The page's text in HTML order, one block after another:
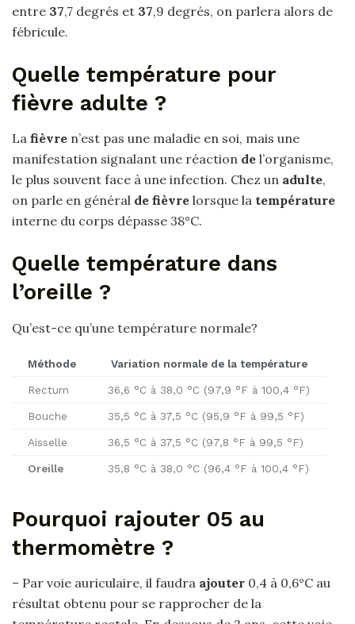
entre 37,7 degrés et 37,9 degrés, on parlera alors de
fébricule.
Quelle température pour
fièvre adulte ?
La fièvre n’est pas une maladie en soi, mais une
manifestation signalant une réaction de l’organisme,
le plus souvent face à une infection. Chez un adulte,
on parle en général de fièvre lorsque la température
interne du corps dépasse 38°C.
Quelle température dans
l’oreille ?
Qu’est-ce qu’une température normale?
Méthode Variation normale de la température
Rectum 36,6 °C à 38,0 °C (97,9 °F à 100,4 °F)
Bouche 35,5 °C à 37,5 °C (95,9 °F à 99,5 °F)
Aisselle 36,5 °C à 37,5 °C (97,8 °F à 99,5 °F)
Oreille 35,8 °C à 38,0 °C (96,4 °F à 100,4 °F)
Pourquoi rajouter 05 au
thermomètre ?
– Par voie auriculaire, il faudra ajouter 0,4 à 0,6°C au
résultat obtenu pour se rapprocher de la